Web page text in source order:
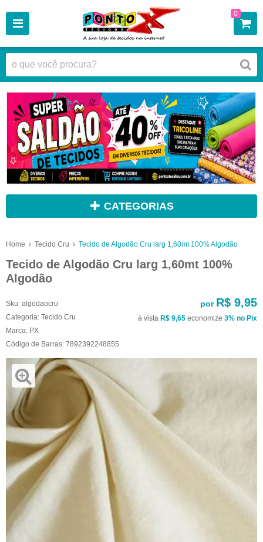
0
CATEGORIAS
Home Tecido Cru Tecido de Algodão Cru larg 1,60mt 100% Algodão
Tecido de Algodão Cru larg 1,60mt 100%
Algodão
Sku: algodaocru
Categoria: Tecido Cru
Marca: PX
Código de Barras: 7892392248855
por R$ 9,95
à vista R$ 9,65 economize 3% no Pix